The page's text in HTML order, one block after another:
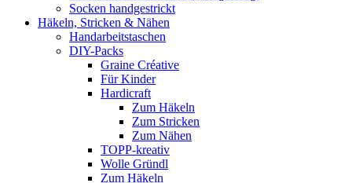
Socken handgestrickt
Häkeln, Stricken & Nähen
Handarbeitstaschen
DIY-Packs
Graine Créative
Für Kinder
Hardicraft
Zum Häkeln
Zum Stricken
Zum Nähen
TOPP-kreativ
Wolle Gründl
Zum Häkeln